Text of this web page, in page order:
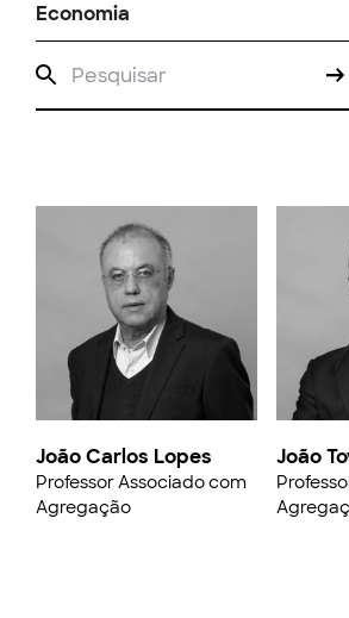
Economia
João Carlos Lopes
Professor Associado com
Agregação
João